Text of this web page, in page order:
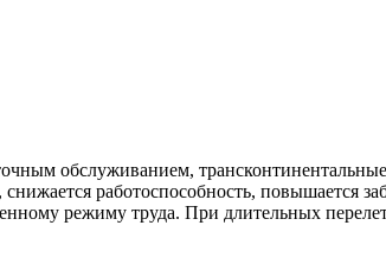
обслуживанием,
работоспособность, повышается
режиму труда. При длительных